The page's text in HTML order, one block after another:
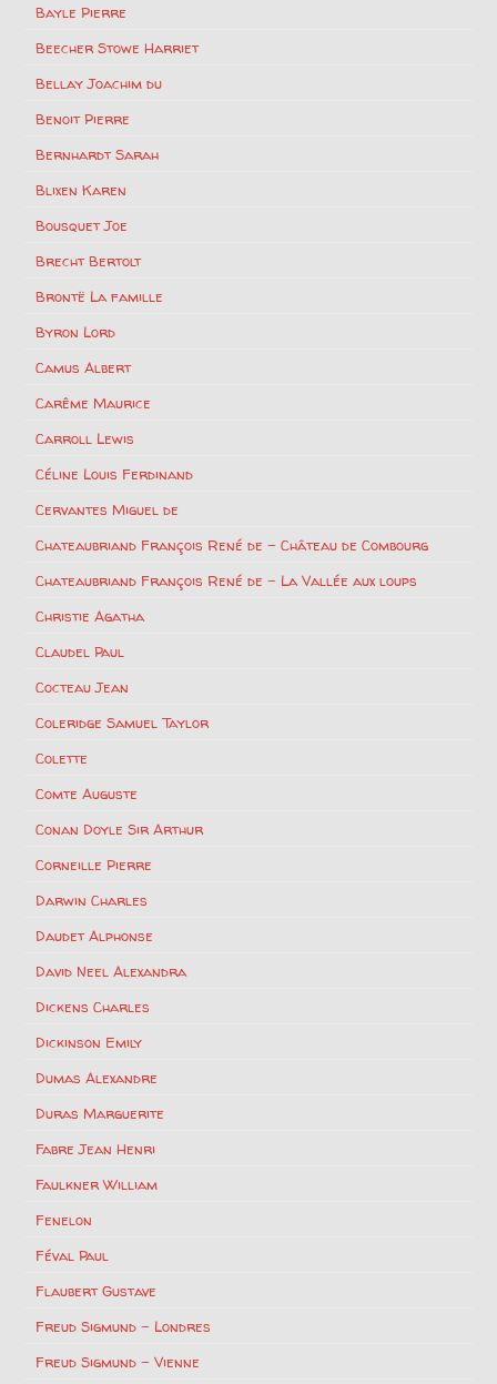
Bayle Pierre
Beecher Stowe Harriet
Bellay Joachim du
Benoit Pierre
Bernhardt Sarah
Blixen Karen
Bousquet Joe
Brecht Bertolt
Brontë La famille
Byron Lord
Camus Albert
Carême Maurice
Carroll Lewis
Céline Louis Ferdinand
Cervantes Miguel de
Chateaubriand François René de – Château de Combourg
Chateaubriand François René de – La Vallée aux loups
Christie Agatha
Claudel Paul
Cocteau Jean
Coleridge Samuel Taylor
Colette
Comte Auguste
Conan Doyle Sir Arthur
Corneille Pierre
Darwin Charles
Daudet Alphonse
David Neel Alexandra
Dickens Charles
Dickinson Emily
Dumas Alexandre
Duras Marguerite
Fabre Jean Henri
Faulkner William
Fenelon
Féval Paul
Flaubert Gustave
Freud Sigmund – Londres
Freud Sigmund – Vienne